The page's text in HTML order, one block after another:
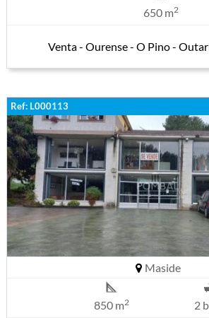
650 m2
Venta - Ourense - O Pino -
Ref: L000113
Maside
850 m2 2